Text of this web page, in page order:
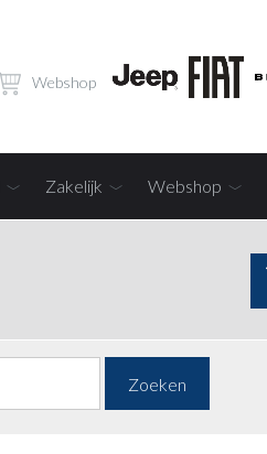
Webshop
Zakelijk Webshop
Zoeken